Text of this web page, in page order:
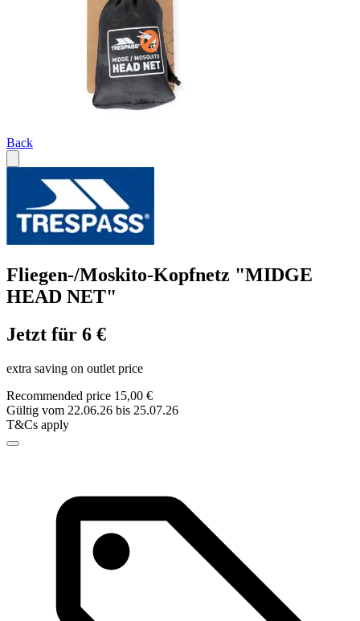
Back
Fliegen-/Moskito-Kopfnetz "MIDGE
HEAD NET"
Jetzt für 6 €
extra saving on outlet price
Recommended price 15,00 €
Gültig vom 22.06.26 bis 25.07.26
T&Cs apply